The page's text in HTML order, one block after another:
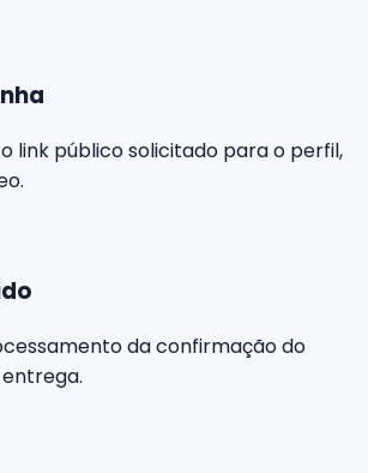
link público solicitado para o perfil,
da confirmação do